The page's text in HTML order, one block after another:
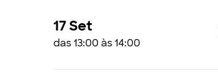
17 Set
das 13:00 às 14:00